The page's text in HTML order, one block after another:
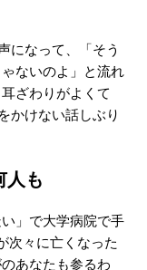
になって、「そう
ないのよ」と流れ
ざわりがよくて
かけない話しぶり
人も
」で大学病院で手
次々に亡くなった
あなたも参るわ